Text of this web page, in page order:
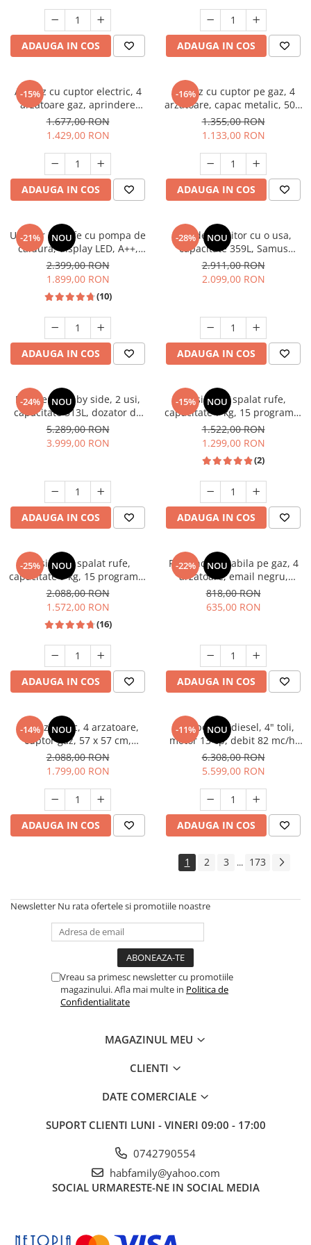
Masini de spalat vase incorporabile
Masini de spalat vase
independente
Pachete Incorporabile
Pirostrii & Arzatoare
Plasa umbrire
Pompe de stropit
Radiatoare
Semanatoare,Plantatoare
Sobe pe gaz & electrice
Suflante & Aspiratoare
Aspiratoare
Suflante Frunze
Unelte Gradinarit
Ventilatoare & Sisteme Racire
Aparate de aer conditionat
Zootehnie
Foarfeci tuns oi
Incubatoare oua
Scala Graphite Grey
ADAUGA IN COS ADAUGA IN COS
-15%
Aragaz cu cuptor electric, 4
arzatoare gaz, aprindere
electrica, ventilator, lumina
cuptor, Bej, NOBELTEK
1.677,00 RON
1.429,00 RON
ADAUGA IN COS
-16%
Aragaz cu cuptor pe gaz, 4
arzatoare, capac metalic, 50 x
60 cm, 2 in 1, GPL+GN, Gri,
LDK
1.355,00 RON
1.133,00 RON
ADAUGA IN COS
-21% NOU
Uscator de rufe cu pompa de
caldura, display LED, A++,
functie antisifonare, A++,
capacitate 8 kg, 13 programe
Heinner
2.399,00 RON
1.899,00 RON
(10)
ADAUGA IN COS
-28% NOU
Frigider, racitor cu o usa,
capacitate 359L, Samus
SRX474NFE
2.911,00 RON
2.099,00 RON
ADAUGA IN COS
-24% NOU
Frigider side by side, 2 usi,
capacitate 513L, dozator de
apa si gheata, FULL NO
FROST, afisaj LCD, dual
inverter,Samus SSX-670NFIDE
5.289,00 RON
3.999,00 RON
ADAUGA IN COS
-15% NOU
Masina de spalat rufe,
capacitate 7 kg, 15 programe,
afisaj LED, 1200 Rpm, alb,
HEINNER
1.522,00 RON
1.299,00 RON
(2)
ADAUGA IN COS
-25% NOU
Masina de spalat rufe,
capacitate 9 kg, 15 programe,
1400 Rpm, clasa A, Slim,
motor Inverter, Samus WSLI-
9144
2.088,00 RON
1.572,00 RON
(16)
ADAUGA IN COS
-22% NOU
Plita incorporabila pe gaz, 4
arzatoare, email negru,
gratare din fonta, aprindere
electrica, Samus
818,00 RON
635,00 RON
ADAUGA IN COS
-14% NOU
Aragaz rustic, 4 arzatoare,
cuptor gaz, 57 x 57 cm,
rotisor, grill, ventilatie,
aprindere electrica, gratare
fonta, negru + plita inox,
Studio Casa Marco
2.088,00 RON
1.799,00 RON
ADAUGA IN COS
-11% NOU
Motopompa diesel, 4" toli,
motor 13 cp, debit 82 mc/h,
pornire electrica, refulare
60m, aspiratie 8m, Visoli
6.308,00 RON
5.599,00 RON
ADAUGA IN COS
1 2 3 ... 173
Newsletter Nu rata ofertele si promotiile noastre
Vreau sa primesc newsletter cu promotiile
magazinului. Afla mai multe in Politica de
Confidentialitate
MAGAZINUL MEU
CLIENTI
DATE COMERCIALE
SUPORT CLIENTI LUNI - VINERI 09:00 - 17:00
0742790554
habfamily@yahoo.com
SOCIAL URMARESTE-NE IN SOCIAL MEDIA